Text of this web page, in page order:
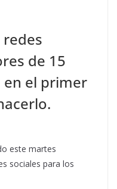
de 15
en el primer
este martes
sociales para los